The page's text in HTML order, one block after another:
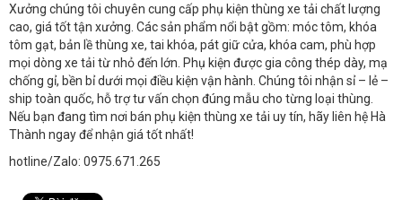
Xưởng chúng tôi chuyên cung cấp phụ kiện thùng xe tải chất lượng
cao, giá tốt tận xưởng. Các sản phẩm nổi bật gồm: móc tôm, khóa
tôm gạt, bản lề thùng xe, tai khóa, pát giữ cửa, khóa cam, phù hợp
mọi dòng xe tải từ nhỏ đến lớn. Phụ kiện được gia công thép dày, mạ
chống gỉ, bền bỉ dưới mọi điều kiện vận hành. Chúng tôi nhận sỉ – lẻ –
ship toàn quốc, hỗ trợ tư vấn chọn đúng mẫu cho từng loại thùng.
Nếu bạn đang tìm nơi bán phụ kiện thùng xe tải uy tín, hãy liên hệ Hà
Thành ngay để nhận giá tốt nhất!
hotline/Zalo: 0975.671.265